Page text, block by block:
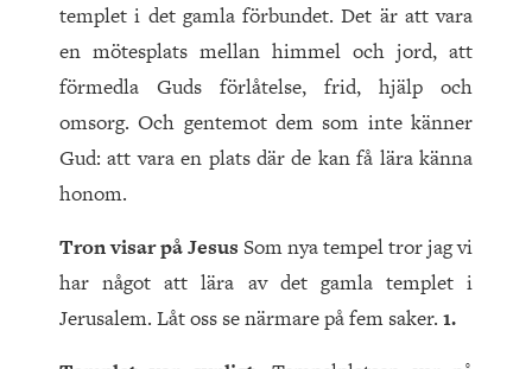
templet i det gamla förbundet. Det är att vara
en mötesplats mellan himmel och jord, att
förmedla Guds förlåtelse, frid, hjälp och
omsorg. Och gentemot dem som inte känner
Gud: att vara en plats där de kan få lära känna
honom.
Tron visar på Jesus Som nya tempel tror jag vi
har något att lära av det gamla templet i
Jerusalem. Låt oss se närmare på fem saker. 1.